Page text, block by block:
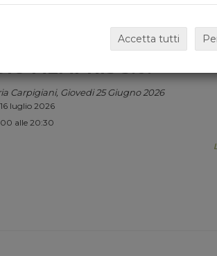
HOUR GRECO CON
MEMPHIS 3.0.
Carpigiani, Giovedi 25 Giugno 2026
luglio 2026
alle 20:30
Accetta tutti